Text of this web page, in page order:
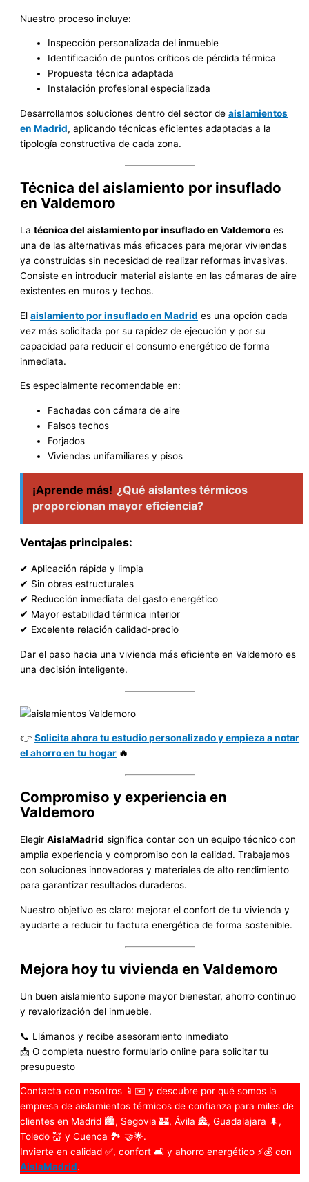
Nuestro proceso incluye:
Inspección personalizada del inmueble
Identificación de puntos críticos de pérdida térmica
Propuesta técnica adaptada
Instalación profesional especializada
Desarrollamos soluciones dentro del sector deaislamientos
en Madrid, aplicando técnicas eficientes adaptadas a la
tipología constructiva de cada zona.
Técnica del aislamiento por insuflado
en Valdemoro
Latécnica del aislamiento por insuflado en Valdemoro es
una de las alternativas más eficaces para mejorar viviendas
ya construidas sin necesidad de realizar reformas invasivas.
Consiste en introducir material aislante en las cámaras de aire
existentes en muros y techos.
Elaislamiento por insuflado en Madrid es una opción cada
vez más solicitada por su rapidez de ejecución y por su
capacidad para reducir el consumo energético de forma
inmediata.
Es especialmente recomendable en:
Fachadas con cámara de aire
Falsos techos
Forjados
Viviendas unifamiliares y pisos
¡Aprende más! ¿Qué aislantes térmicos
proporcionan mayor eficiencia?
Ventajas principales:
✔ Aplicación rápida y limpia
✔ Sin obras estructurales
✔ Reducción inmediata del gasto energético
✔ Mayor estabilidad térmica interior
✔ Excelente relación calidad-precio
Dar el paso hacia una vivienda más eficiente en Valdemoro es
una decisión inteligente.
👉Solicita ahora tu estudio personalizado y empieza a notar
el ahorro en tu hogar 🔥
Compromiso y experiencia en
Valdemoro
ElegirAislaMadrid significa contar con un equipo técnico con
amplia experiencia y compromiso con la calidad. Trabajamos
con soluciones innovadoras y materiales de alto rendimiento
para garantizar resultados duraderos.
Nuestro objetivo es claro: mejorar el confort de tu vivienda y
ayudarte a reducir tu factura energética de forma sostenible.
Mejora hoy tu vivienda en Valdemoro
Un buen aislamiento supone mayor bienestar, ahorro continuo
y revalorización del inmueble.
📞 Llámanos y recibe asesoramiento inmediato
📩 O completa nuestro formulario online para solicitar tu
presupuesto
Contacta con nosotros 📱✉️ y descubre por qué somos la
empresa de aislamientos térmicos de confianza para miles de
clientes en Madrid 🏙️, Segovia 🏰, Ávila 🏯, Guadalajara 🌲,
Toledo 💒 y Cuenca 🏞️ 🤝🌟.
Invierte en calidad ✅, confort 🛋️ y ahorro energético ⚡💰 con
AislaMadrid.